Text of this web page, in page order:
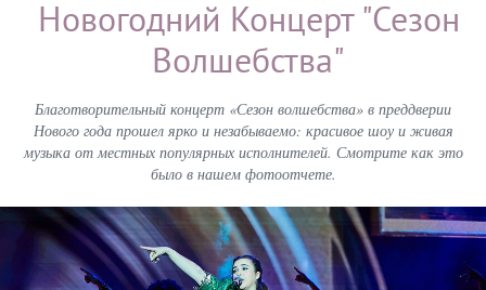
Новогодний Концерт "Сезон
Волшебства"
Благотворительный концерт «Сезон волшебства» в преддверии
Нового года прошел ярко и незабываемо: красивое шоу и живая
музыка от местных популярных исполнителей. Смотрите как это
было в нашем фотоотчете.